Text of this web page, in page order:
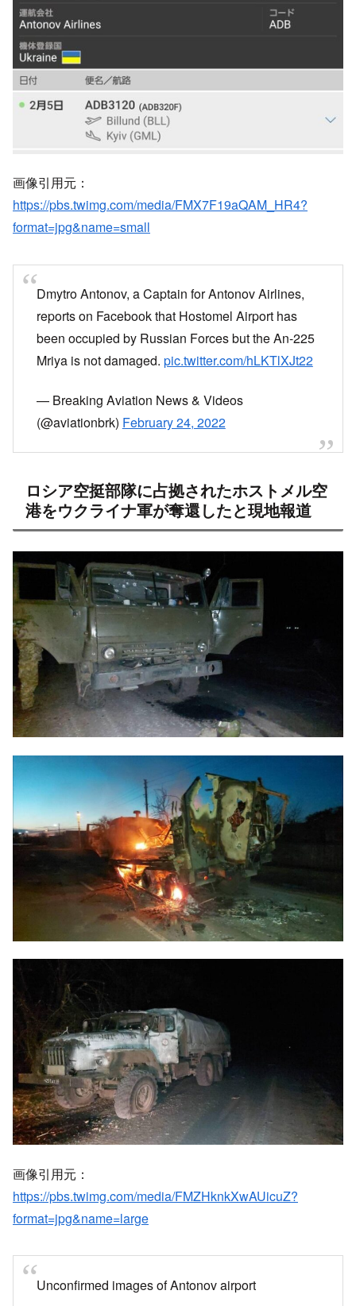
画像引用元：
https://pbs.twimg.com/media/FMX7F19aQAM_HR4?
format=jpg&name=small
Dmytro Antonov, a Captain for Antonov Airlines,
reports on Facebook that Hostomel Airport has
been occupied by Russian Forces but the An-225
Mriya is not damaged. pic.twitter.com/hLKTlXJt22
— Breaking Aviation News & Videos
(@aviationbrk) February 24, 2022
ロシア空挺部隊に占拠されたホストメル空
港をウクライナ軍が奪還したと現地報道
画像引用元：
https://pbs.twimg.com/media/FMZHknkXwAUicuZ?
format=jpg&name=large
Unconfirmed images of Antonov airport